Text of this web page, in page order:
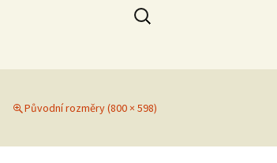
Vyhledávání
Původní rozměry (800 × 598)